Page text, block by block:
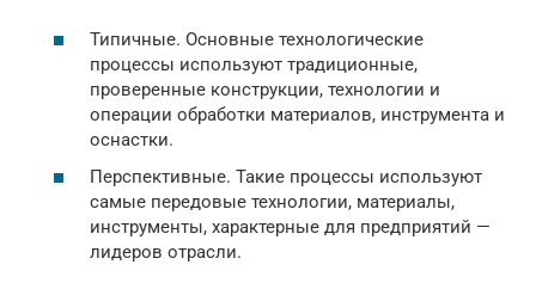
Типичные. Основные технологические
процессы используют традиционные,
проверенные конструкции, технологии и
операции обработки материалов, инструмента и
оснастки.
Перспективные. Такие процессы используют
самые передовые технологии, материалы,
инструменты, характерные для предприятий —
лидеров отрасли.